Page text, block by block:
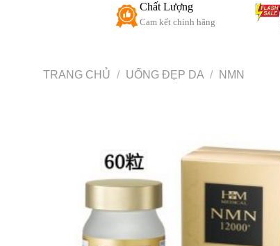
Chất Lượng
Cam kết chính hãng
TRANG CHỦ / UỐNG ĐẸP DA / NMN